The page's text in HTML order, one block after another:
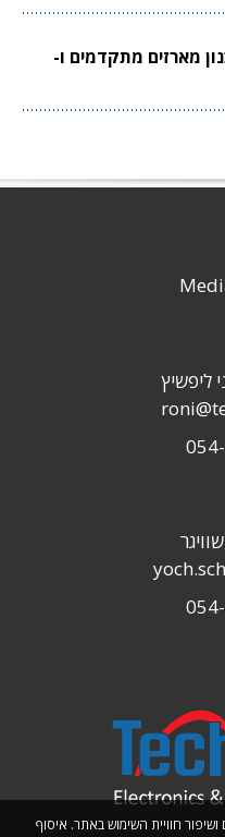
מארזים מתקדמים ו-
ושיפור חוויית השימוש באתר. איסוף
ליפשיץ